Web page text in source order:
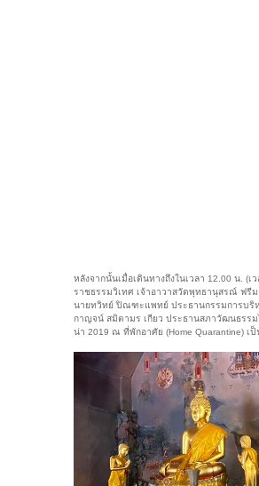
หลังจากนั้นเมื่อเดินทางถึงในเวลา 12.00 น.
ราชธรรมวิเทศ เจ้าอาวาสวัดพุทธานุสรณ์ ฟรี
นายทวิทย์ ปิณฑะแพทย์ ประธานกรรมการบริ
กาญจน์ สมิตามร เกียว ประธานสภาวัฒนธรร
น่า 2019 ณ ที่พักอาศัย (Home Quarantine) เ